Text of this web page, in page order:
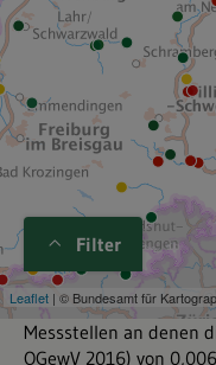
Filter
Messstellen an denen
OGewV 2016) von